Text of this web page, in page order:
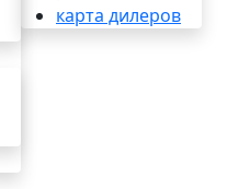
карта дилеров